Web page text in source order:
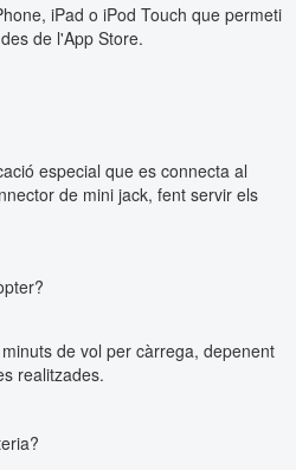
iPad o iPod Touch que permeti
de l'App Store.
especial que es connecta al
de mini jack, fent servir els
de vol per càrrega, depenent
realitzades.